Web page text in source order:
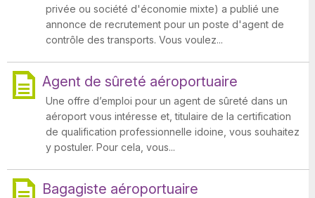
privée ou société d'économie mixte) a publié une
annonce de recrutement pour un poste d'agent de
contrôle des transports. Vous voulez...
Agent de sûreté aéroportuaire
Une offre d’emploi pour un agent de sûreté dans un
aéroport vous intéresse et, titulaire de la certification
de qualification professionnelle idoine, vous souhaitez
y postuler. Pour cela, vous...
Bagagiste aéroportuaire